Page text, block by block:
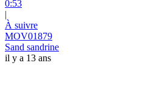
0:53
|
À suivre
MOV01879
Sand sandrine
il y a 13 ans